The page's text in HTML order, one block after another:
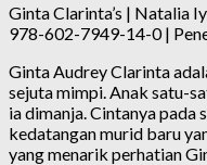
Ginta Clarinta’s | Natalia
978-602-7949-14-0 |
Ginta Audrey Clarinta
sejuta mimpi. Anak satu-
ia dimanja. Cintanya pada
kedatangan murid baru
yang menarik perhatian